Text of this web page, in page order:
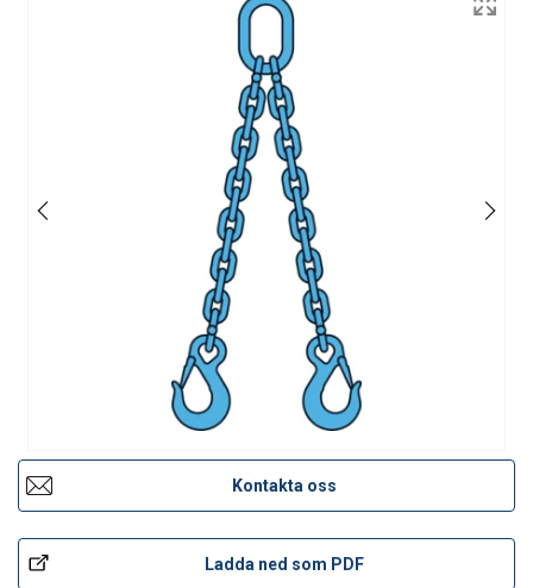
Kontakta oss
Ladda ned som PDF